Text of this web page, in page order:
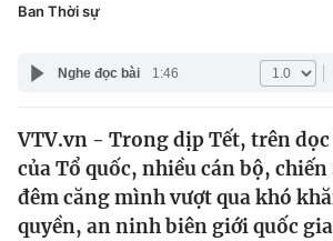
Y tế
Thế giới
Văn hóa - Giải trí
Đời sống
Giáo dục
Ban Thời sự
Nghe đọc bài 1:46
VTV.vn - Trong dịp Tết, trên
của Tổ quốc, nhiều cán bộ,
đêm căng mình vượt qua khó
quyền, an ninh biên giới quốc